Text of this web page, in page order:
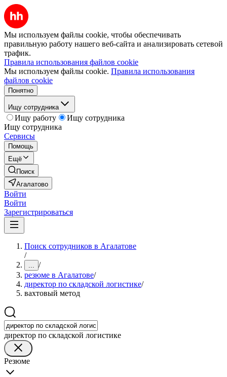
Мы используем файлы cookie, чтобы обеспечивать
правильную работу нашего веб-сайта и анализировать сетевой
трафик.
Правила использования файлов cookie
Мы используем файлы cookie. Правила использования
файлов cookie
Понятно
Ищу сотрудника
Ищу работу
Ищу сотрудника
Ищу сотрудника
Сервисы
Помощь
Ещё
Поиск
Агалатово
Войти
Войти
Зарегистрироваться
Поиск сотрудников в Агалатове
/
... /
резюме в Агалатове/
директор по складской логистике/
вахтовый метод
директор по складской логистике
Резюме